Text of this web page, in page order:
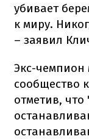
убивает
к миру.
– заявил
Экс-
сообщество
отметив,